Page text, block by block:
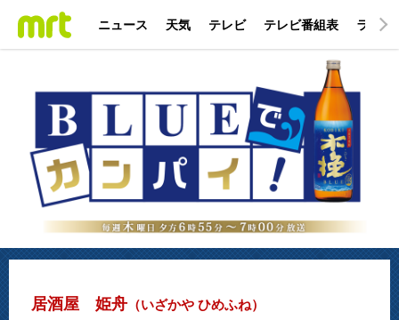
ニュース 天気 テレビ テレビ番組表 ラジオ
居酒屋 姫舟 （いざかや ひめふね）